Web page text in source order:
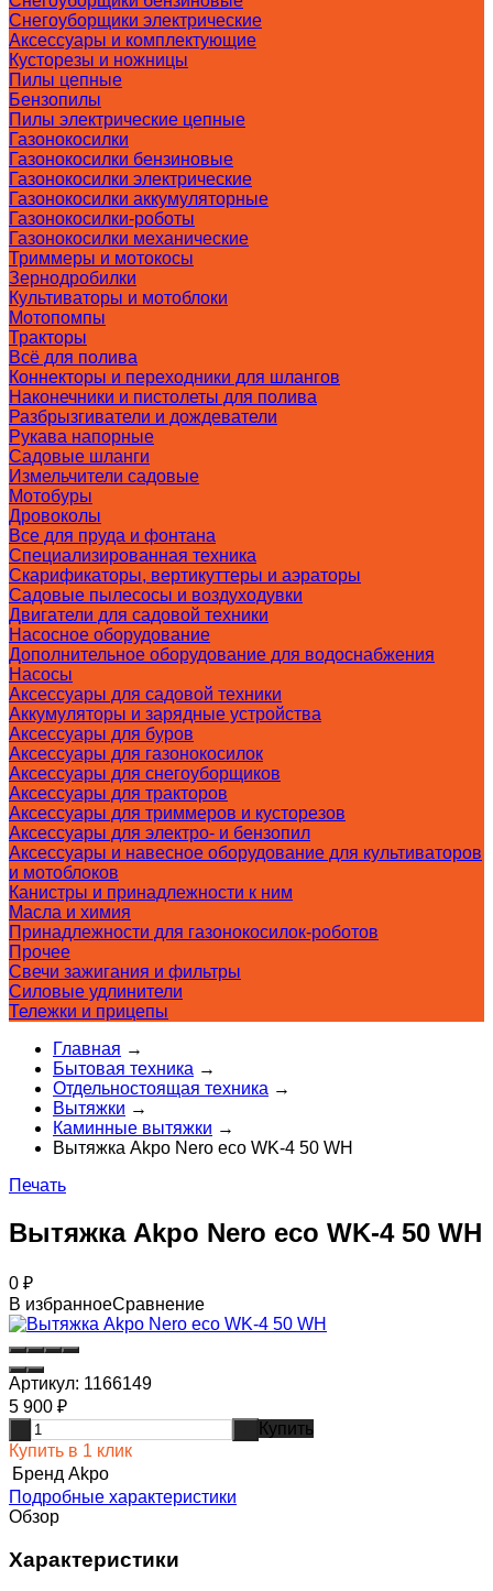
Снегоуборщики электрические
Аксессуары и комплектующие
Кусторезы и ножницы
Пилы цепные
Бензопилы
Пилы электрические цепные
Газонокосилки
Газонокосилки бензиновые
Газонокосилки электрические
Газонокосилки аккумуляторные
Газонокосилки-роботы
Газонокосилки механические
Триммеры и мотокосы
Зернодробилки
Культиваторы и мотоблоки
Мотопомпы
Тракторы
Всё для полива
Коннекторы и переходники для шлангов
Наконечники и пистолеты для полива
Разбрызгиватели и дождеватели
Рукава напорные
Садовые шланги
Измельчители садовые
Мотобуры
Дровоколы
Все для пруда и фонтана
Специализированная техника
Скарификаторы, вертикуттеры и аэраторы
Садовые пылесосы и воздуходувки
Двигатели для садовой техники
Насосное оборудование
Дополнительное оборудование для водоснабжения
Насосы
Аксессуары для садовой техники
Аккумуляторы и зарядные устройства
Аксессуары для буров
Аксессуары для газонокосилок
Аксессуары для снегоуборщиков
Аксессуары для тракторов
Аксессуары для триммеров и кусторезов
Аксессуары для электро- и бензопил
Аксессуары и навесное оборудование для культиваторов
и мотоблоков
Канистры и принадлежности к ним
Масла и химия
Принадлежности для газонокосилок-роботов
Прочее
Свечи зажигания и фильтры
Силовые удлинители
Тележки и прицепы
Главная →
Бытовая техника →
Отдельностоящая техника →
Вытяжки →
Каминные вытяжки →
Вытяжка Akpo Nero eco WK-4 50 WH
Печать
Вытяжка Akpo Nero eco WK-4 50 WH
0 ₽
В избранноеСравнение
Артикул: 1166149
5 900 ₽
Купить
Купить в 1 клик
Бренд Akpo
Подробные характеристики
Обзор
Характеристики